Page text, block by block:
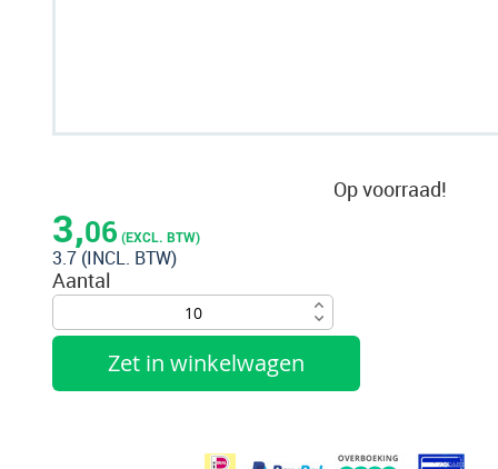
3,06 (EXCL. BTW)
3.7 (INCL. BTW)
Op voorraad!
Aantal
Zet in winkelwagen
het
begin
van
de
afbeeldingen-
gallerij